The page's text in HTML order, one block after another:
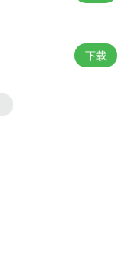
下载